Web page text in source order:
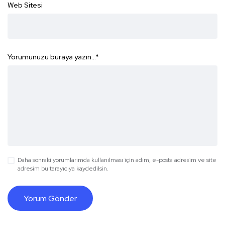
Web Sitesi
Yorumunuzu buraya yazın...*
Daha sonraki yorumlarımda kullanılması için adım, e-posta adresim ve site
adresim bu tarayıcıya kaydedilsin.